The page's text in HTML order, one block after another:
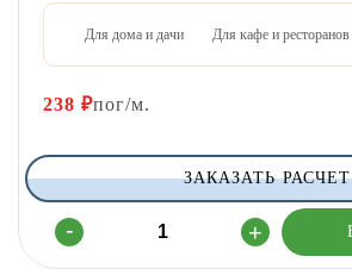
Для дома и дачи Для кафе и ресторанов
238 ₽пог/м.
ЗАКАЗАТЬ РАСЧЕТ